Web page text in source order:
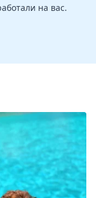
на вас.